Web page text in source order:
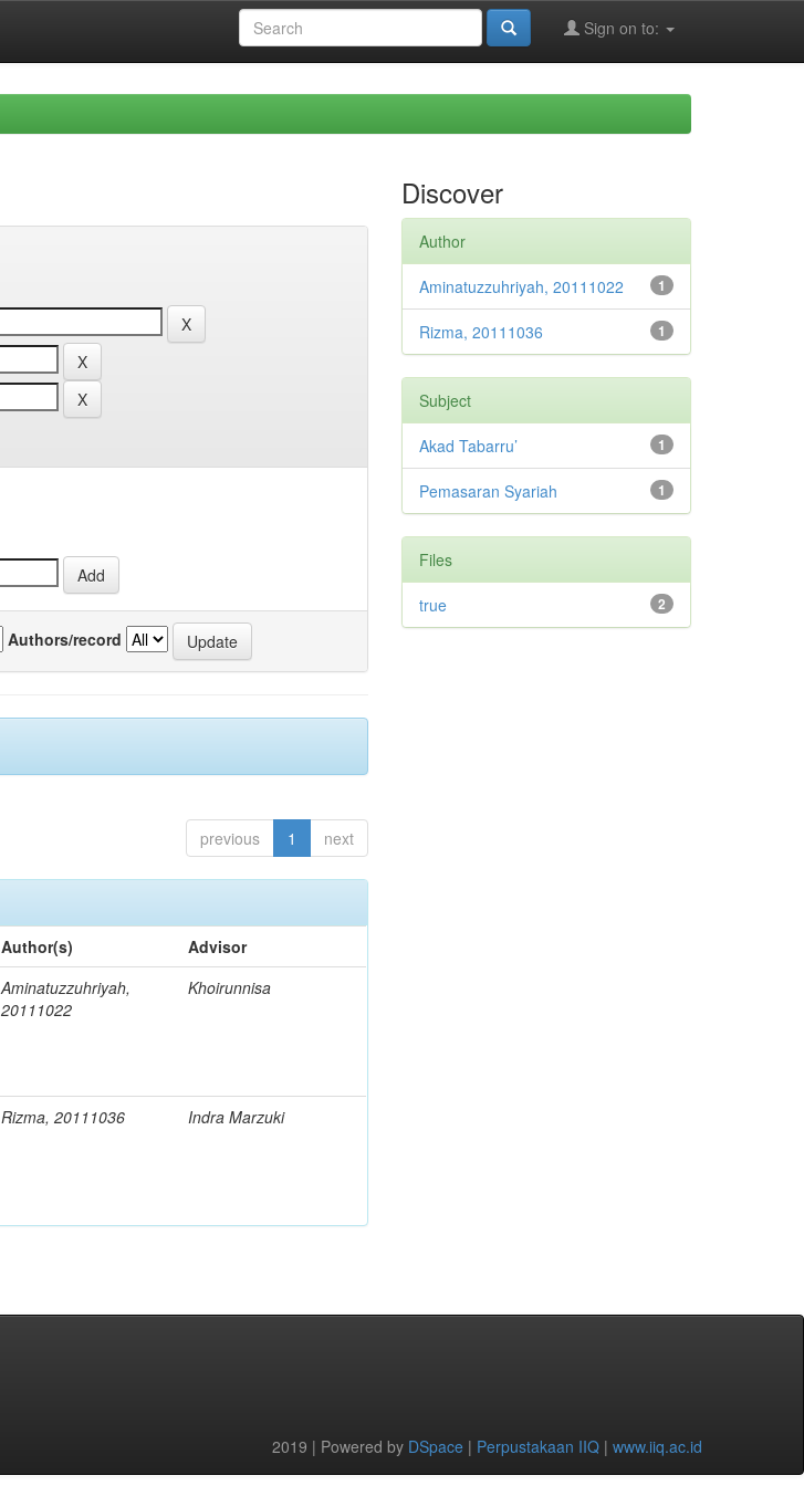
Sign on to:
Authors/record
previous 1 next
Author(s)
Advisor
Aminatuzzuhriyah,
20111022
Khoirunnisa
Rizma, 20111036 Indra Marzuki
Discover
Author
1
Aminatuzzuhriyah, 20111022
1
Rizma, 20111036
Subject
1
Akad Tabarru’
1
Pemasaran Syariah
Files
2
true
2019 | Powered by DSpace | Perpustakaan IIQ | www.iiq.ac.id